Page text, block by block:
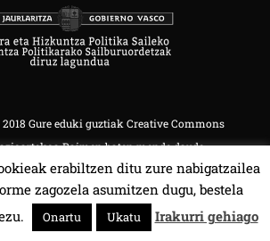
2018 Gure eduki guztiak Creative Commons
Baimen baten mende daude.
BAT 107.4 MHz.
erabiltzen ditu zure nabigatzailea
zagozela asumitzen dugu, bestela
Onartu Ukatu Irakurri gehiago